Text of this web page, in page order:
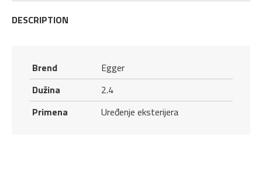
DESCRIPTION
Brend
Egger
Dužina
2.4
Primena
Uređenje eksterijera